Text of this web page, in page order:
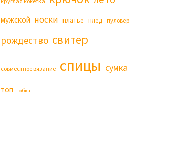
мужской носки платье плед пуловер
рождество свитер
совместное вязание спицы сумка
топ юбка